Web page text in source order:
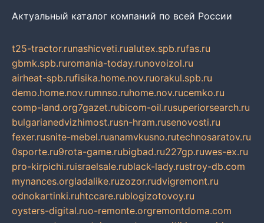
Актуальный каталог компаний по всей России
t25-tractor.runashicveti.rualutex.spb.rufas.ru
gbmk.spb.ruromania-today.runovoizol.ru
airheat-spb.rufisika.home.nov.ruorakul.spb.ru
demo.home.nov.rumnso.ruhome.nov.rucemko.ru
comp-land.org7gazet.rubicom-oil.rusuperiorsearch.ru
bulgarianedvizhimost.rusn-hram.rusenovosti.ru
fexer.rusnite-mebel.ruanamvkusno.rutechnosaratov.ru
0sporte.ru9rota-game.rubigbad.ru227gp.ruwes-ex.ru
pro-kirpichi.ruisraelsale.rublack-lady.rustroy-db.com
mynances.orgladalike.ruzozor.rudvigremont.ru
odnokartinki.ruhtccare.rublogizotovoy.ru
oysters-digital.ruo-remonte.orgremontdoma.com